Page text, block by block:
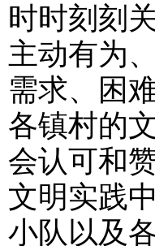
时时刻刻
主动有为
需求、困
各镇村的
会认可和赞
文明实践
小队以及